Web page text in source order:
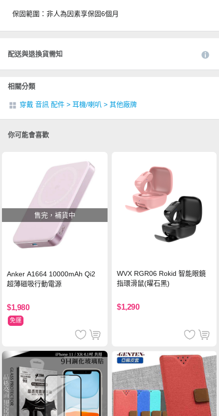
保固範圍：非人為因素享保固6個月
配送與退換貨需知
相關分類
穿戴 音訊 配件 > 耳機/喇叭 > 其他廠牌
你可能會喜歡
售完，補貨中
Anker A1664 10000mAh Qi2
超薄磁吸行動電源
$1,980
免運
WVX RGR06 Rokid 智能眼鏡
指環滑鼠(曜石黑)
$1,290